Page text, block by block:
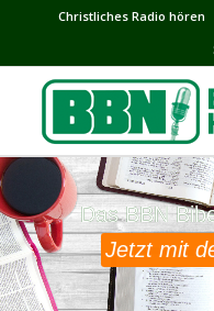
Сhristliches Radio hören
Das BBN
Das BBN
Jetzt mit